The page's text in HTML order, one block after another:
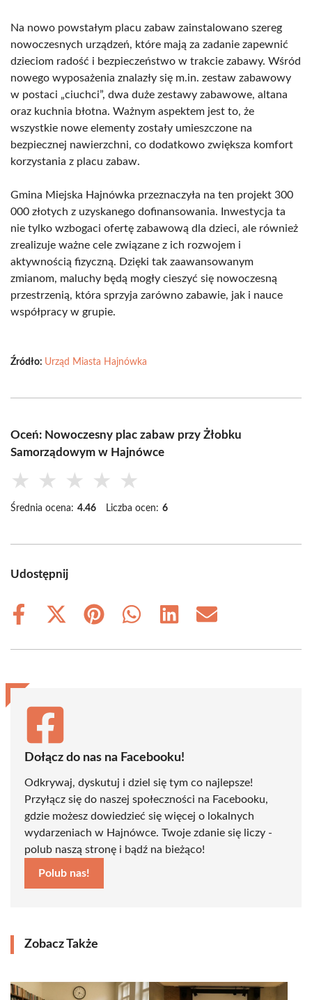
Na nowo powstałym placu zabaw zainstalowano szereg
nowoczesnych urządzeń, które mają za zadanie zapewnić
dzieciom radość i bezpieczeństwo w trakcie zabawy. Wśród
nowego wyposażenia znalazły się m.in. zestaw zabawowy
w postaci „ciuchci”, dwa duże zestawy zabawowe, altana
oraz kuchnia błotna. Ważnym aspektem jest to, że
wszystkie nowe elementy zostały umieszczone na
bezpiecznej nawierzchni, co dodatkowo zwiększa komfort
korzystania z placu zabaw.
Gmina Miejska Hajnówka przeznaczyła na ten projekt 300
000 złotych z uzyskanego dofinansowania. Inwestycja ta
nie tylko wzbogaci ofertę zabawową dla dzieci, ale również
zrealizuje ważne cele związane z ich rozwojem i
aktywnością fizyczną. Dzięki tak zaawansowanym
zmianom, maluchy będą mogły cieszyć się nowoczesną
przestrzenią, która sprzyja zarówno zabawie, jak i nauce
współpracy w grupie.
Źródło: Urząd Miasta Hajnówka
Oceń: Nowoczesny plac zabaw przy Żłobku
Samorządowym w Hajnówce
★ ★ ★ ★ ★
Średnia ocena: 4.46 Liczba ocen: 6
Udostępnij
Share
Share
(Twitter)
Share
Share
Share
Share
Dołącz do nas na Facebooku!
Odkrywaj, dyskutuj i dziel się tym co najlepsze!
Przyłącz się do naszej społeczności na Facebooku,
gdzie możesz dowiedzieć się więcej o lokalnych
wydarzeniach w Hajnówce. Twoje zdanie się liczy -
polub naszą stronę i bądź na bieżąco!
Polub nas!
Zobacz Także